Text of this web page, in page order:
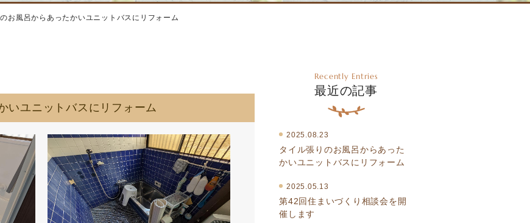
お風呂からあったかいユニットバスにリフォーム
いユニットバスにリフォーム
Recently Entries
最近の記事
2025.08.23
タイル張りのお風呂からあった
かいユニットバスにリフォーム
2025.05.13
第42回住まいづくり相談会を開
催します